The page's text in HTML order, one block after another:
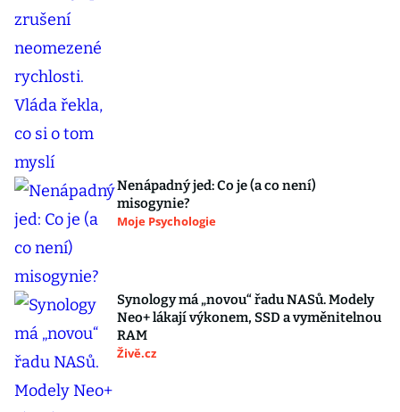
Nenápadný jed: Co je (a co není)
misogynie?
Moje Psychologie
Synology má „novou“ řadu NASů. Modely
Neo+ lákají výkonem, SSD a vyměnitelnou
RAM
Živě.cz